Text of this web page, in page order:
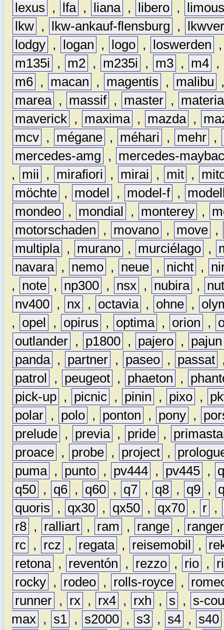
lexus
, lfa , liana , libero ,
lkw , lkw-ankauf-flensburg ,
lodgy , logan , logo , loswerden
m135i
, m2 , m235i , m3 , m4 ,
m6 , macan , magentis , malibu
marea , massif , master ,
materia
maverick , maxima , mazda ,
mcv , mégane , méhari , mehr ,
mercedes-amg
,
mercedes-
,
mii , mirafiori , mirai , mit ,
möchte , model , model-f ,
mondeo , mondial , monterey ,
motorschaden
, movano , move ,
multipla , murano , murciélago ,
navara , nemo , neue , nicht ,
,
note , np300 , nsx , nubira ,
nv400 , nx , octavia , ohne ,
,
opel , opirus , optima , orion ,
outlander , p1800 , pajero ,
pajun
panda , partner , paseo , passat
patrol
, peugeot , phaeton ,
pick-up , picnic , pinin , pixo ,
polar , polo , ponton , pony ,
prelude , previa , pride ,
proace , probe , project ,
puma , punto , pv444 , pv445 ,
q50 , q6 , q60 , q7 , q8 , q9 ,
quoris
, qx30 , qx50 , qx70 , r ,
r8 , ralliart , ram , range ,
ranger
rc , rcz , regata , reisemobil ,
retona , reventón , rezzo , rio ,
rocky , rodeo , rolls-royce ,
runner , rx , rx4 , rxh , s ,
s-
max , s1 , s2000 , s3 , s4 , s40